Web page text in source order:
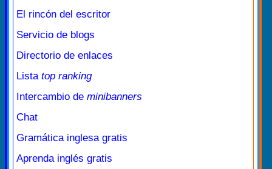
El rincón del escritor
Servicio de blogs
Directorio de enlaces
Lista top ranking
Intercambio de minibanners
Chat
Gramática inglesa gratis
Aprenda inglés gratis